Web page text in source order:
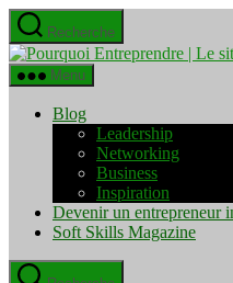
Aller
au
contenu
Recherche
Menu
Blog
Leadership
Networking
Business
Inspiration
Devenir un entrepreneur
Soft Skills Magazine